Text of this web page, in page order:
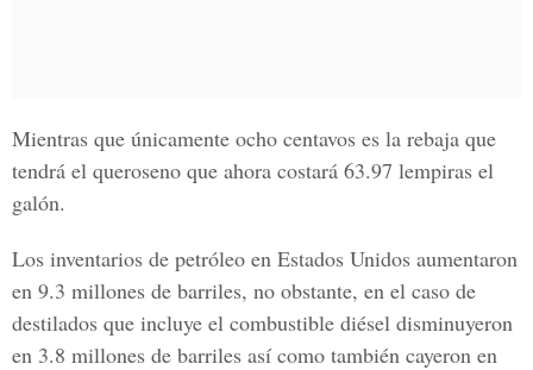
Mientras que únicamente ocho centavos es la rebaja que
tendrá el queroseno que ahora costará 63.97 lempiras el
galón.
Los inventarios de petróleo en Estados Unidos aumentaron
en 9.3 millones de barriles, no obstante, en el caso de
destilados que incluye el combustible diésel disminuyeron
en 3.8 millones de barriles así como también cayeron en